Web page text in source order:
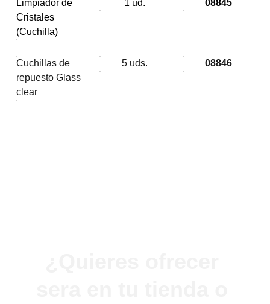
Limpiador de
Cristales
(Cuchilla)
1 ud. 08845
Cuchillas de
repuesto Glass
clear
5 uds. 08846